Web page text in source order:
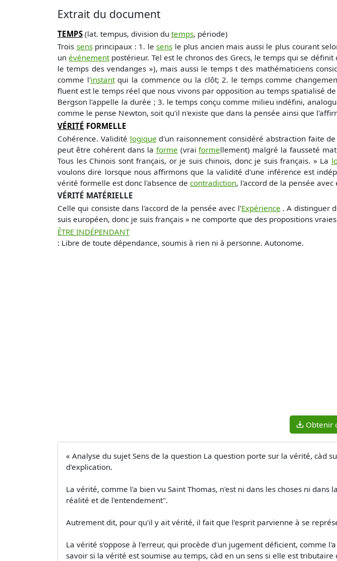
Extrait du document
TEMPS (lat. tempus, division du temps, période)
Trois sensprincipaux : 1. lesens le plus ancien mais aussi le plus courant
unévénementpostérieur. Tel est le chronos des Grecs, le temps qui se
le temps des vendanges »), mais aussi le temps t des mathématiciens
comme l'instantqui la commence ou la clôt; 2. le temps comme
fluent est le temps réel que nous vivons par opposition au temps spatialisé
Bergson l'appelle la durée ; 3. le temps conçu comme milieu indéfini,
comme le pense Newton, soit qu'il n'existe que dans la pensée ainsi que
VÉRITÉ FORMELLE
Cohérence. Validité logique d'un raisonnement considéré abstraction faite
peut être cohérent dans la forme (vraiformellement) malgré la fausseté
Tous les Chinois sont français, or je suis chinois, donc je suis français. » La
voulons dire lorsque nous affirmons que la validité d'une inférence est
vérité formelle est donc l'absence de contradiction, l'accord de la pensée
VÉRITÉ MATÉRIELLE
Celle qui consiste dans l'accord de la pensée avec l'Expérience . A distinguer
suis européen, donc je suis français » ne comporte que des propositions
ÊTRE INDÉPENDANT
: Libre de toute dépendance, soumis à rien ni à personne. Autonome.
Obtenir
« Analyse du sujet Sens de la question La question porte sur la vérité,
d'explication.
La vérité, comme l'a bien vu Saint Thomas, n'est ni dans les choses ni
réalité et de l'entendement".
Autrement dit, pour qu'il y ait vérité, il fait que l'esprit parvienne à se
La vérité s'oppose à l'erreur, qui procède d'un jugement déficient, comme
savoir si la vérité est soumise au temps, càd en un sens si elle est